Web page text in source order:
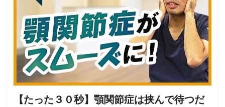
【たった３０秒】顎関節症は挟んで待つだ